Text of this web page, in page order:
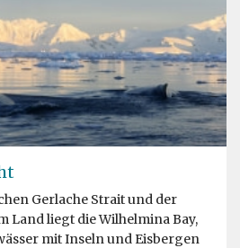
Gerlache Strait und der
Land liegt die Wilhelmina Bay,
mit Inseln und Eisbergen